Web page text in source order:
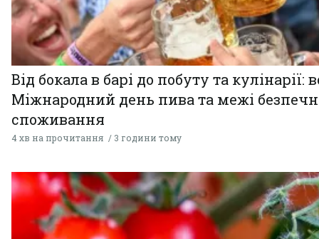
Від бокала в барі до побуту та кулінарії:
Міжнародний день пива та межі
споживання
4 хв на прочитання 3 години тому